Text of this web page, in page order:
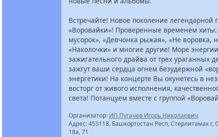
Встречайте! Новое поколение легендарной
«Воровайки»! Проверенные временем хиты:
мусорок», «Девчонка рыжая», «Не воровка,
«Наколочки» и многие другие! Море
зажигательного драйва от трех ураганных
зажгут ваши сердца огнем безудержной
энергетики! На концерте Вы окунетесь в
восторг от живого исполнения,
света! Потанцуем вместе с группой
Организатор: ИП Пугачев Игорь Николаевич
Адрес: 453118, Башкортостан Респ, Стерлитамак г,
18а, 71